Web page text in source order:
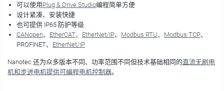
可以使用 Plug & Drive Studio编程简单方便
设计紧凑、安装快捷
也可提供 IP65 防护等级
CANopen、 EtherCAT、 EtherNet/IP、 Modbus RTU、 Modbus TCP、
PROFINET、 EtherNet/IP
Nanotec 还为众多版本不同、功率范围不同但技术基础相同的直流无刷电
机和步进电机提供可编程电机控制器。